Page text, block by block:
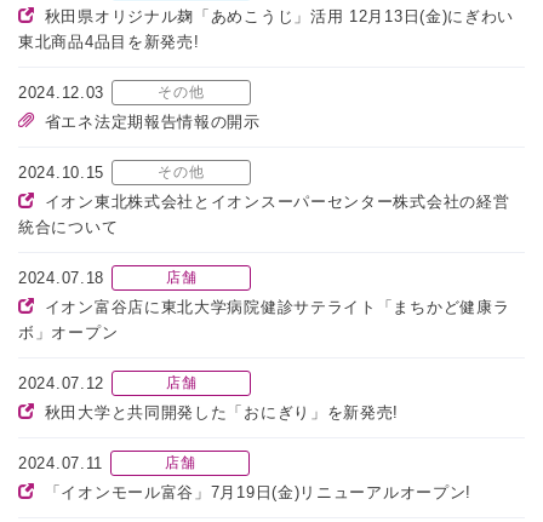
秋田県オリジナル麹「あめこうじ」活用 12月13日(金)にぎわい
東北商品4品目を新発売!
2024.12.03 その他
省エネ法定期報告情報の開示
2024.10.15 その他
イオン東北株式会社とイオンスーパーセンター株式会社の経営
統合について
2024.07.18 店舗
イオン富谷店に東北大学病院健診サテライト「まちかど健康ラ
ボ」オープン
2024.07.12 店舗
秋田大学と共同開発した「おにぎり」を新発売!
2024.07.11 店舗
「イオンモール富谷」7月19日(金)リニューアルオープン!